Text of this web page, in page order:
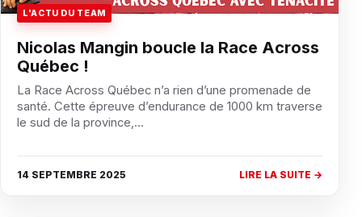
L'ACTU DU TEAM
Nicolas Mangin boucle la Race Across
Québec !
La Race Across Québec n’a rien d’une promenade de
santé. Cette épreuve d’endurance de 1000 km traverse
le sud de la province,…
14 SEPTEMBRE 2025 LIRE LA SUITE →